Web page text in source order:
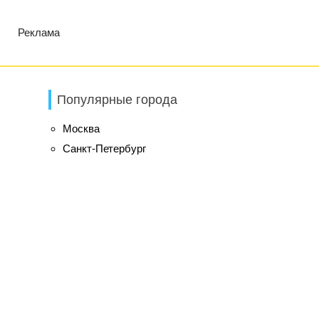
Реклама
Популярные города
Москва
Санкт-Петербург